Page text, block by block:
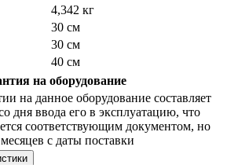
4,342 кг
30 см
30 см
40 см
на оборудование
на данное оборудование составляет
дня ввода его в эксплуатацию, что
соответствующим документом, но
с даты поставки